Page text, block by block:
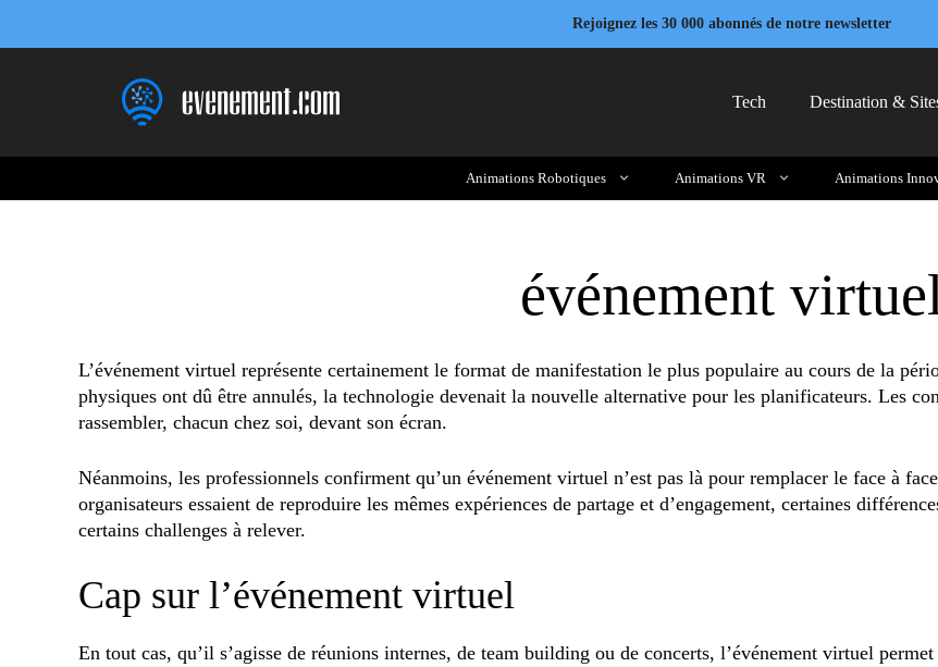
Rejoignez les 30 000 abonnés de notre newsletter
Tech Destination &
Animations Robotiques Animations VR Animations
événement
L’événement virtuel représente certainement le format de manifestation le plus populaire au cours de la
physiques ont dû être annulés, la technologie devenait la nouvelle alternative pour les planificateurs. Les
rassembler, chacun chez soi, devant son écran.
Néanmoins, les professionnels confirment qu’un événement virtuel n’est pas là pour remplacer le face à
organisateurs essaient de reproduire les mêmes expériences de partage et d’engagement, certaines
certains challenges à relever.
Cap sur l’événement virtuel
En tout cas, qu’il s’agisse de réunions internes, de team building ou de concerts, l’événement virtuel